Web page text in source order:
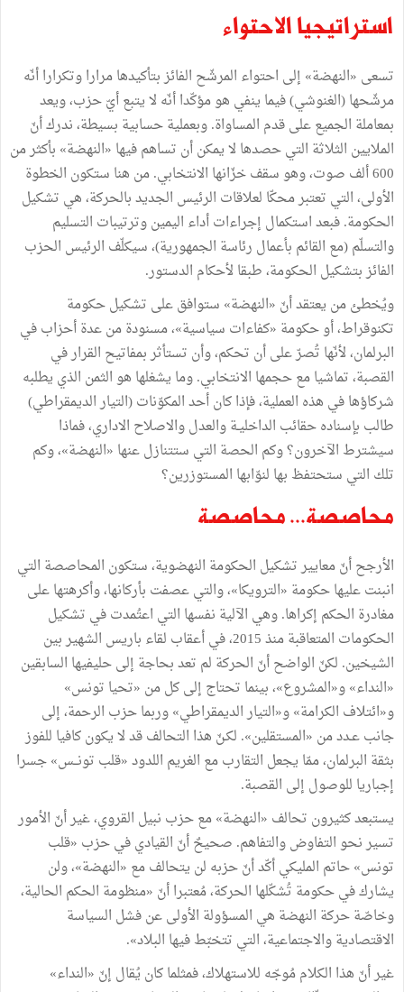
استراتيجيا الاحتواء
تسعى «النهضة» إلى احتواء المرشّح الفائز بتأكيدها مرارا وتكرارا أنّه
مرشّحها (الغنوشي) فيما ينفي هو مؤكّدا أنّه لا يتبع أيّ حزب، ويعد
بمعاملة الجميع على قدم المساواة. وبعملية حسابية بسيطة، ندرك أنّ
الملايين الثلاثة التي حصدها لا يمكن أن تساهم فيها «النهضة» بأكثر من
600 ألف صوت، وهو سقف خزّانها الانتخابي. من هنا ستكون الخطوة
الأولى، التي تعتبر محكّا لعلاقات الرئيس الجديد بالحركة، هي تشكيل
الحكومة. فبعد استكمال إجراءات أداء اليمين وترتيبات التسليم
والتسلّم (مع القائم بأعمال رئاسة الجمهورية)، سيكلّف الرئيس الحزب
الفائز بتشكيل الحكومة، طبقا لأحكام الدستور.
ويُخطئ من يعتقد أنّ «النهضة» ستوافق على تشكيل حكومة
تكنوقراط، أو حكومة «كفاءات سياسية»، مسنودة من عدة أحزاب في
البرلمان، لأنّها تُصرّ على أن تحكم، وأن تستأثر بمفاتيح القرار في
القصبة، تماشيا مع حجمها الانتخابي. وما يشغلها هو الثمن الذي يطلبه
شركاؤها في هذه العملية، فإذا كان أحد المكوّنات (التيار الديمقراطي)
طالب بإسناده حقائب الداخليـة والعدل والاصلاح الاداري، فماذا
سيشترط الآخرون؟ وكم الحصة التي ستتنازل عنها «النهضة»، وكم
تلك التي ستحتفظ بها لنوّابها المستوزرين؟
محاصصة... محاصصة
الأرجح أنّ معايير تشكيل الحكومة النهضوية، ستكون المحاصصة التي
انبنت عليها حكومة «الترويكا»، والتي عصفت بأركانها، وأكرهتها على
مغادرة الحكم إكراها. وهي الآلية نفسها التي اعتُمدت في تشكيل
الحكومات المتعاقبة منذ 2015، في أعقاب لقاء باريس الشهير بين
الشيخين. لكنّ الواضح أنّ الحركة لم تعد بحاجة إلى حليفيها السابقين
«النداء» و«المشروع»، بينما تحتاج إلى كل من «تحيا تونس»
و«ائتلاف الكرامة» و«التيار الديمقراطي» وربما حزب الرحمة، إلى
جانب عـدد من «المستقلين». لكـنّ هذا التحالف قد لا يكون كافيا للفوز
بثقة البرلمان، ممّا يجعل التقارب مع الغريم اللدود «قلب تونــس» جسرا
إجباريا للوصول إلى القصبة.
يستبعد كثيرون تحالف «النهضة» مع حزب نبيل القروي، غير أنّ الأمور
تسير نحو التفاوض والتفاهم. صحيحٌ أنّ القيادي في حزب «قلب
تونس» حاتم المليكي أكّد أنّ حزبه لن يتحالف مع «النهضة»، ولن
يشارك في حكومة تُشكّلها الحركة، مُعتبرا أنّ «منظومة الحكم الحالية،
وخاصّة حركة النهضة هي المسؤولة الأولى عن فشل السياسة
الاقتصادية والاجتماعية، التي تتخبّط فيها البلاد».
غير أنّ هذا الكلام مُوجّه للاستهلاك، فمثلما كان يُقال إنّ «النداء»